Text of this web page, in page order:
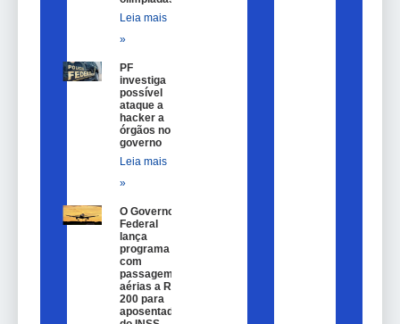
Leia mais
»
PF
investiga
possível
ataque a
hacker a
órgãos no
governo
Leia mais
»
O Governo
Federal
lança
programa
com
passagem
aérias a R$
200 para
aposentados